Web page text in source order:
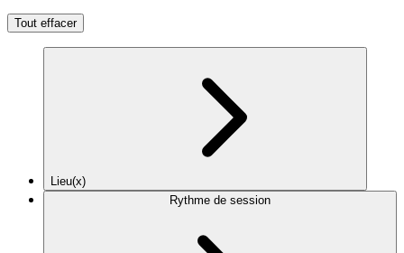
Tout effacer
Lieu(x)
Rythme de session